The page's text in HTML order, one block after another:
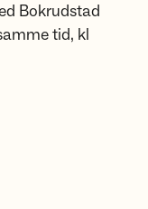
Bokrudstad
tid, kl